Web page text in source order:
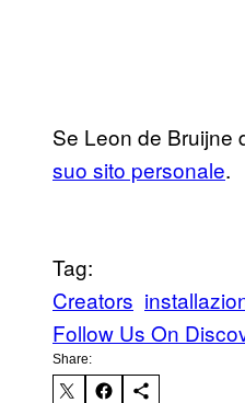
Se Leon de Bruijne
suo sito personale.
Tag:
Creators
Follow Us On
Share: